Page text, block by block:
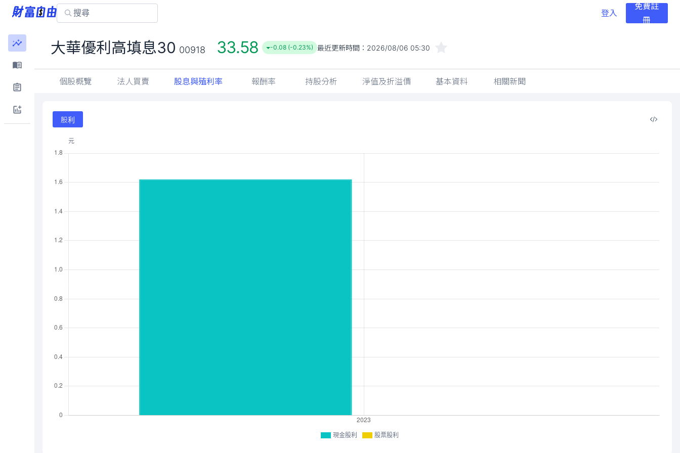
登入
免費註
冊
大華優利高填息30 00918 33.58 -0.08 (-0.23%) 最近更新時間： 2026/08/06 05:30
個股概覽 法人買賣 股息與殖利率 報酬率 持股分析 淨值及折溢價 基本資料 相關新聞
股利
現金股利 股票股利